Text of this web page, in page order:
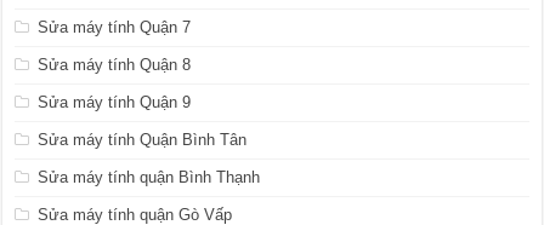
Sửa máy tính Quận 7
Sửa máy tính Quận 8
Sửa máy tính Quận 9
Sửa máy tính Quận Bình Tân
Sửa máy tính quận Bình Thạnh
Sửa máy tính quận Gò Vấp